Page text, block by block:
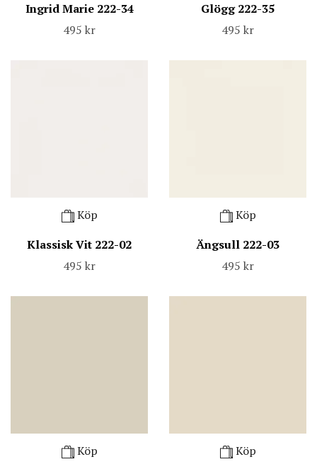
Ingrid Marie 222-34
495 kr
Glögg 222-35
495 kr
Köp
Klassisk Vit 222-02
495 kr
Köp
Ängsull 222-03
495 kr
Köp
Köp